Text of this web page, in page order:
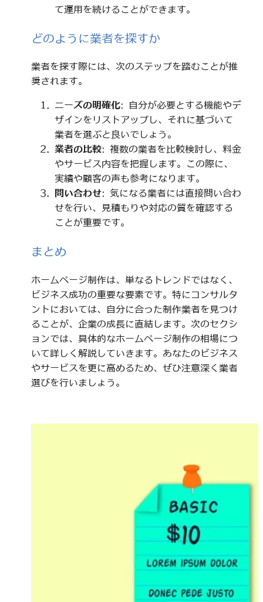
て運用を続けることができます。
どのように業者を探すか
業者を探す際には、次のステップを踏むことが推
奨されます。
ニーズの明確化: 自分が必要とする機能やデ
ザインをリストアップし、それに基づいて
業者を選ぶと良いでしょう。
業者の比較: 複数の業者を比較検討し、料金
やサービス内容を把握します。この際に、
実績や顧客の声も参考になります。
問い合わせ: 気になる業者には直接問い合わ
せを行い、見積もりや対応の質を確認する
ことが重要です。
まとめ
ホームページ制作は、単なるトレンドではなく、
ビジネス成功の重要な要素です。特にコンサルタ
ントにおいては、自分に合った制作業者を見つけ
ることが、企業の成長に直結します。次のセクシ
ョンでは、具体的なホームページ制作の相場につ
いて詳しく解説していきます。あなたのビジネス
やサービスを更に高めるため、ぜひ注意深く業者
選びを行いましょう。